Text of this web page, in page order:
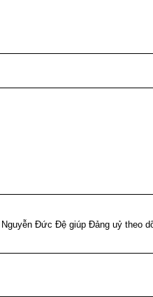
Đức Đệ giúp Đảng uỷ theo